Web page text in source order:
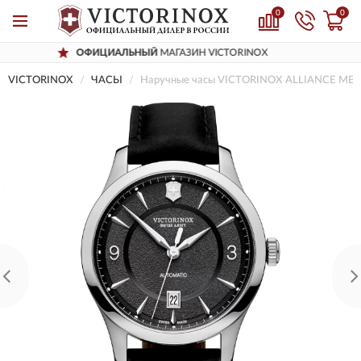
0 0
ОФИЦИАЛЬНЫЙМАГАЗИН VICTORINOX
VICTORINOX ЧАСЫ Наручные часы VICTORINOX ALLIANCE